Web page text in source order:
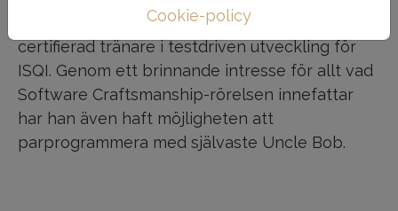
Försäkringskassan IT Självbetjäning, är han
certifierad tränare i testdriven utveckling för
ISQI. Genom ett brinnande intresse för allt vad
Software Craftsmanship-rörelsen innefattar
har han även haft möjligheten att
parprogrammera med självaste Uncle Bob.
Cookie-policy